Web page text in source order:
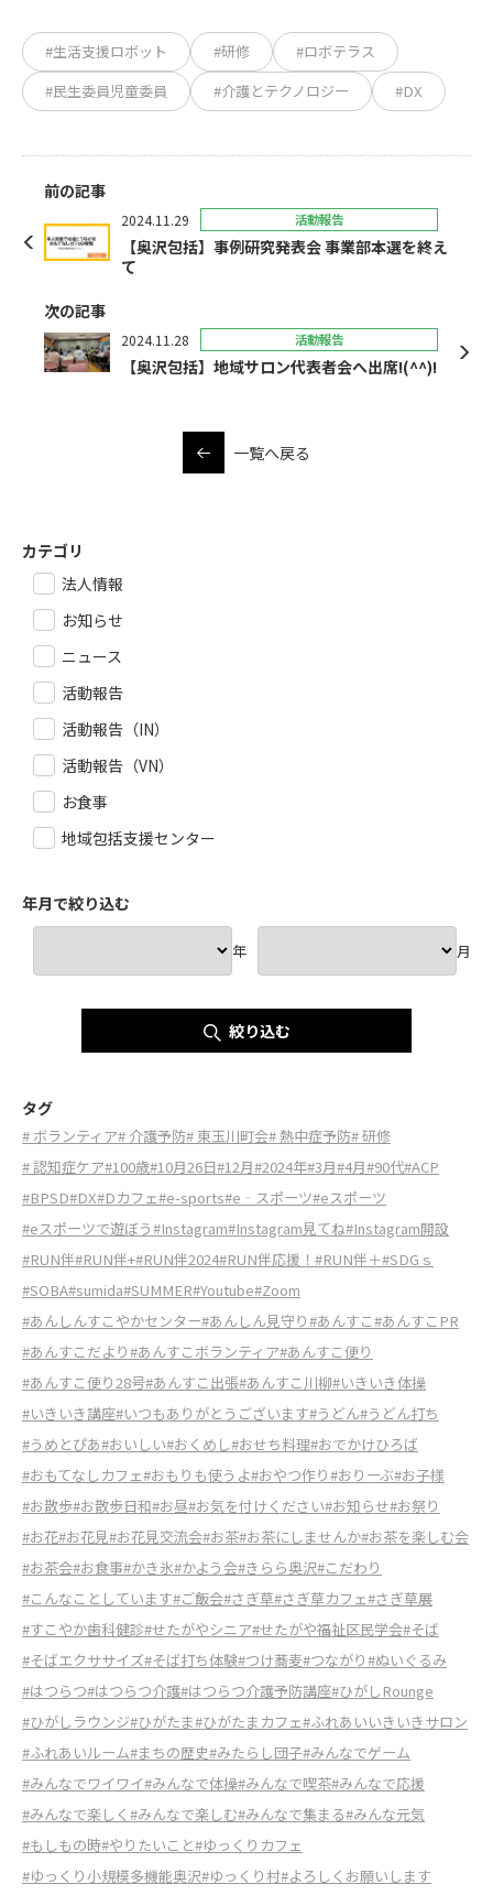
#生活支援ロボット #研修
#ロボテラス
#民生委員児童委員
#介護とテクノロジー #DX
前の記事
2024.11.29 活動報告
【奥沢包括】事例研究発表会 事業部本選を終え
て
次の記事
2024.11.28 活動報告
【奥沢包括】地域サロン代表者会へ出席!(^^)!
一覧へ戻る
カテゴリ
法人情報
お知らせ
ニュース
活動報告
活動報告（IN）
活動報告（VN）
お食事
地域包括支援センター
年月で絞り込む
年 月
絞り込む
タグ
# ボランティア# 介護予防# 東玉川町会# 熱中症予防# 研修
# 認知症ケア#100歳#10月26日#12月#2024年#3月#4月#90代#ACP
#BPSD#DX#Dカフェ#e-sports#e‐スポーツ#eスポーツ
#eスポーツで遊ぼう#Instagram#Instagram見てね#Instagram開設
#RUN伴#RUN伴+#RUN伴2024#RUN伴応援！ #RUN伴＋#SDGｓ
#SOBA#sumida#SUMMER#Youtube#Zoom
#あんしんすこやかセンター#あんしん見守り#あんすこ#あんすこPR
#あんすこだより#あんすこボランティア#あんすこ便り
#あんすこ便り28号#あんすこ出張#あんすこ川柳#いきいき体操
#いきいき講座#いつもありがとうございます#うどん#うどん打ち
#うめとぴあ#おいしい#おくめし#おせち料理#おでかけひろば
#おもてなしカフェ#おもりも使うよ#おやつ作り#おりーぶ#お子様
#お散歩#お散歩日和#お昼#お気を付けください#お知らせ#お祭り
#お花#お花見#お花見交流会#お茶#お茶にしませんか#お茶を楽しむ会
#お茶会#お食事#かき氷#かよう会#きらら奥沢#こだわり
#こんなことしています#ご飯会#さぎ草#さぎ草カフェ#さぎ草展
#すこやか歯科健診#せたがやシニア#せたがや福祉区民学会#そば
#そばエクササイズ#そば打ち体験#つけ蕎麦#つながり#ぬいぐるみ
#はつらつ#はつらつ介護#はつらつ介護予防講座#ひがしRounge
#ひがしラウンジ#ひがたま#ひがたまカフェ#ふれあいいきいきサロン
#ふれあいルーム#まちの歴史#みたらし団子#みんなでゲーム
#みんなでワイワイ#みんなで体操#みんなで喫茶#みんなで応援
#みんなで楽しく #みんなで楽しむ#みんなで集まる#みんな元気
#もしもの時#やりたいこと#ゆっくりカフェ
#ゆっくり小規模多機能奥沢#ゆっくり村#よろしくお願いします